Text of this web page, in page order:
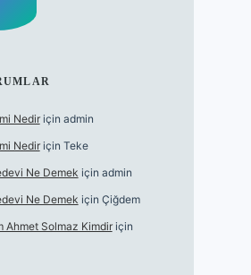
Nediriçin admin
Nediriçin Teke
Ne Demek için admin
Ne Demek için Çiğdem
Ahmet Solmaz Kimdiriçin